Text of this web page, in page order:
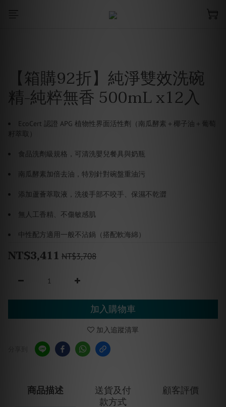
【箱購92折】純淨雙效洗碗
精-純粹無香 500mL x12入
EcoCert 認證 APG 植物性界面活性劑（南瓜酵素＋椰子油＋葡萄
籽萃取）
食品洗劑級規格，可清洗嬰兒餐具與奶瓶
南瓜酵素加倍去油，特別針對碗盤重油污
添加蘆薈萃取液，洗後手部不咬手、保濕不乾澀
無人工香精、不傷敏感肌
中性配方適用一般不沾鍋（搭配軟海綿）
NT$3,411 NT$3,708
加入購物車
加入追蹤清單
商品描述 送貨及付
款方式
顧客評價